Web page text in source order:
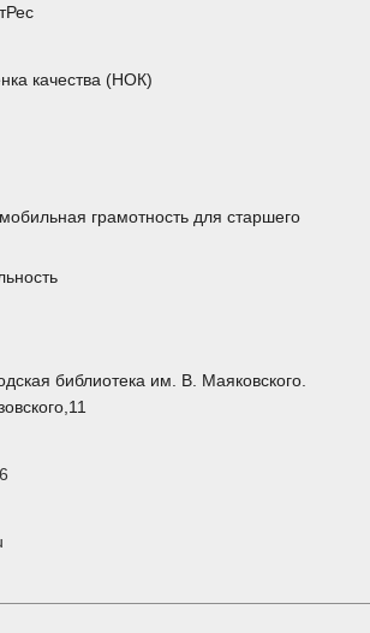
качества (НОК)
грамотность для старшего
библиотека им. В. Маяковского.